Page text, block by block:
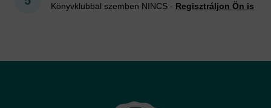
Könyvklubbal szemben NINCS - Regisztráljon Ön is